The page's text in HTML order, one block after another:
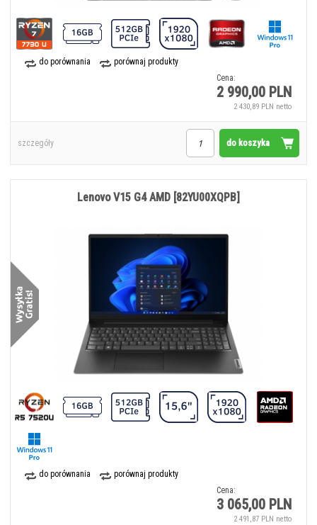
do porównania
porównaj produkty
Cena:
2 990,00 PLN
2 430,89 PLN netto
do koszyka
szczegóły
do porównania
porównaj produkty
Cena:
3 065,00 PLN
2 491,87 PLN netto
Lenovo V15 G4 AMD [82YU00XQPB]